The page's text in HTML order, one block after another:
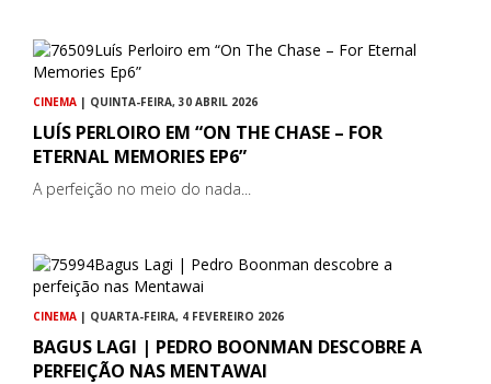
CINEMA | QUINTA-FEIRA, 30 ABRIL 2026
LUÍS PERLOIRO EM “ON THE CHASE – FOR
ETERNAL MEMORIES EP6”
A perfeição no meio do nada...
CINEMA | QUARTA-FEIRA, 4 FEVEREIRO 2026
BAGUS LAGI | PEDRO BOONMAN DESCOBRE A
PERFEIÇÃO NAS MENTAWAI